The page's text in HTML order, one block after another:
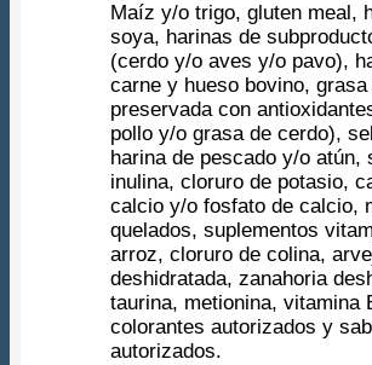
Maíz y/o trigo, gluten meal,
soya, harinas de
(cerdo y/o aves y/o pavo),
carne y hueso bovino, grasa
preservada con
pollo y/o grasa de cerdo),
harina de pescado y/o atún,
inulina, cloruro de potasio,
calcio y/o fosfato de calcio,
quelados, suplementos
arroz, cloruro de colina,
deshidratada, zanahoria
taurina, metionina, vitamina
colorantes autorizados y
autorizados.